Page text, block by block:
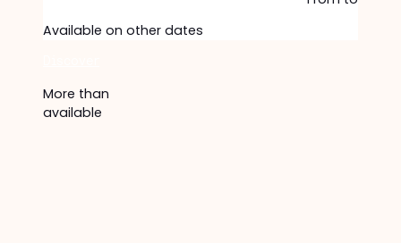
Available on other dates
More than
available